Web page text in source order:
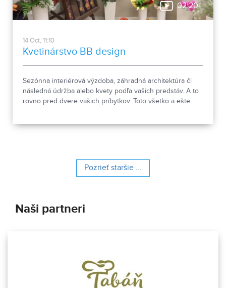
02:20
14.Oct, 11:10
Kvetinárstvo BB design
Sezónna interiérová výzdoba, záhradná architektúra či
následná údržba alebo kvety podľa vašich predstáv. A to
rovno pred dvere vašich príbytkov. Toto všetko a ešte
Pozrieť staršie ...
Naši partneri